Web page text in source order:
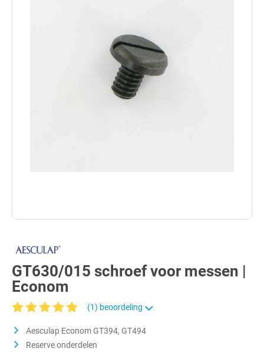
GT630/015 schroef voor messen |
Econom
(1) beoordeling
Aesculap Econom GT394, GT494
Reserve onderdelen